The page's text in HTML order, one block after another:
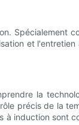
Spécialement
et
la
précis de la
induction sont